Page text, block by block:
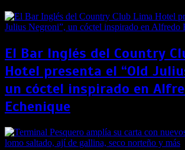
El Bar Inglés del Country
Hotel presenta el “Old
un cóctel inspirado en
Echenique